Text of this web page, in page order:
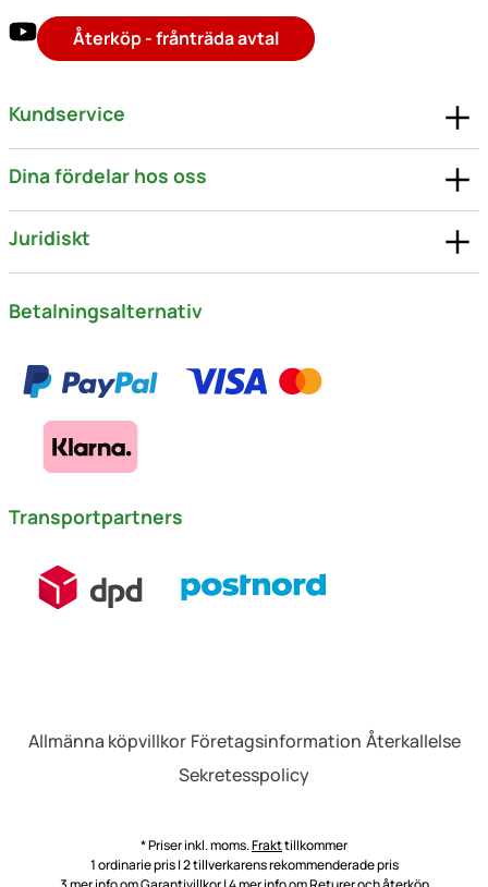
Återköp - frånträda avtal
Kundservice
Dina fördelar hos oss
Juridiskt
Betalningsalternativ
Transportpartners
Allmänna köpvillkor Företagsinformation Återkallelse
Sekretesspolicy
* Priser inkl. moms.Frakttillkommer
1 ordinarie pris | 2 tillverkarens rekommenderade pris